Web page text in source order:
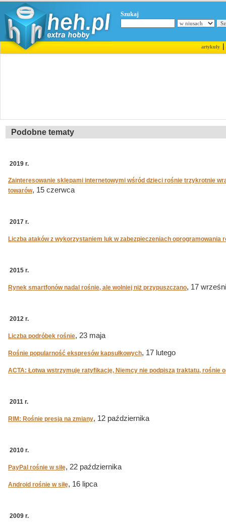
Szukaj
artykuły|
Podobne tematy
2019 r.
Zainteresowanie sklepami internetowymi wśród dzieci rośnie trzykrotnie
towarów, 15 czerwca
2017 r.
Liczba ataków z wykorzystaniem luk w zabezpieczeniach oprogramowania
2015 r.
Rynek smartfonów nadal rośnie, ale wolniej niż przypuszczano, 17
2012 r.
Liczba podróbek rośnie, 23 maja
Rośnie popularność ekspresów kapsułkowych, 17 lutego
ACTA: Łotwa wstrzymuje ratyfikację, Niemcy nie podpiszą traktatu, rośnie
2011 r.
RIM: Rośnie presja na zmiany, 12 października
2010 r.
PayPal rośnie w siłę, 22 października
Android rośnie w siłę, 16 lipca
2009 r.